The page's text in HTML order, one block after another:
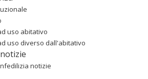
uso abitativo
uso diverso dall'abitativo
notizie